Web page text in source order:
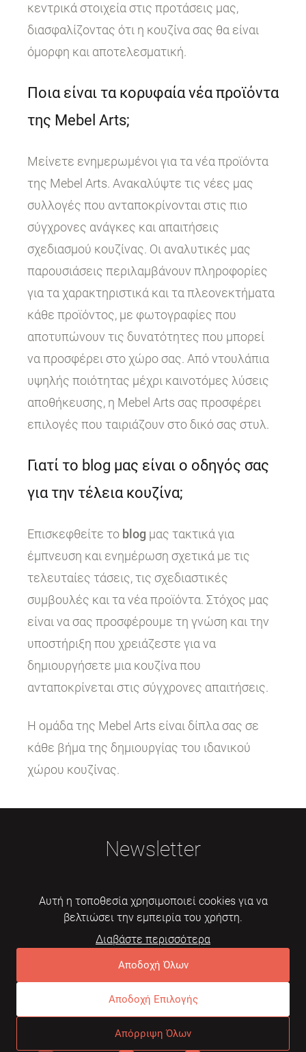
κεντρικά στοιχεία στις προτάσεις μας,
διασφαλίζοντας ότι η κουζίνα σας θα είναι
όμορφη και αποτελεσματική.
Ποια είναι τα κορυφαία νέα προϊόντα
της Mebel Arts;
Μείνετε ενημερωμένοι για τα νέα προϊόντα
της Mebel Arts. Ανακαλύψτε τις νέες μας
συλλογές που ανταποκρίνονται στις πιο
σύγχρονες ανάγκες και απαιτήσεις
σχεδιασμού κουζίνας. Οι αναλυτικές μας
παρουσιάσεις περιλαμβάνουν πληροφορίες
για τα χαρακτηριστικά και τα πλεονεκτήματα
κάθε προϊόντος, με φωτογραφίες που
αποτυπώνουν τις δυνατότητες που μπορεί
να προσφέρει στο χώρο σας. Από ντουλάπια
υψηλής ποιότητας μέχρι καινοτόμες λύσεις
αποθήκευσης, η Mebel Arts σας προσφέρει
επιλογές που ταιριάζουν στο δικό σας στυλ.
Γιατί το blog μας είναι ο οδηγός σας
για την τέλεια κουζίνα;
Επισκεφθείτε το blog μας τακτικά για
έμπνευση και ενημέρωση σχετικά με τις
τελευταίες τάσεις, τις σχεδιαστικές
συμβουλές και τα νέα προϊόντα. Στόχος μας
είναι να σας προσφέρουμε τη γνώση και την
υποστήριξη που χρειάζεστε για να
δημιουργήσετε μια κουζίνα που
ανταποκρίνεται στις σύγχρονες απαιτήσεις.
Η ομάδα της Mebel Arts είναι δίπλα σας σε
κάθε βήμα της δημιουργίας του ιδανικού
χώρου κουζίνας.
Newsletter
Εγγραφή
Συχνές ερωτήσειςΌροι χρήσης
Αυτή η τοποθεσία χρησιμοποιεί cookies για να
βελτιώσει την εμπειρία του χρήστη.
Διαβάστε περισσότερα
Αποδοχή Όλων
Αποδοχή Επιλογής
Απόρριψη Όλων